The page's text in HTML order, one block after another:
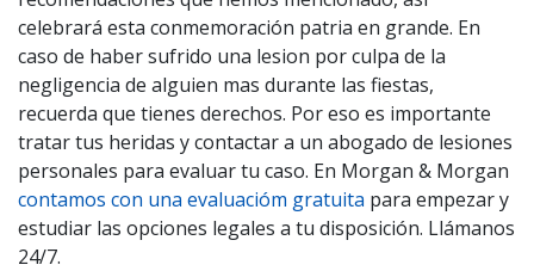
celebrará esta conmemoración patria en grande. En
caso de haber sufrido una lesion por culpa de la
negligencia de alguien mas durante las fiestas,
recuerda que tienes derechos. Por eso es importante
tratar tus heridas y contactar a un abogado de lesiones
personales para evaluar tu caso. En Morgan & Morgan
contamos con una evaluacióm gratuita para empezar y
estudiar las opciones legales a tu disposición. Llámanos
24/7.